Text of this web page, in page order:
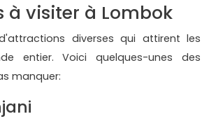
à visiter à Lombok
diverses qui attirent les
entier. Voici quelques-unes des
manquer: